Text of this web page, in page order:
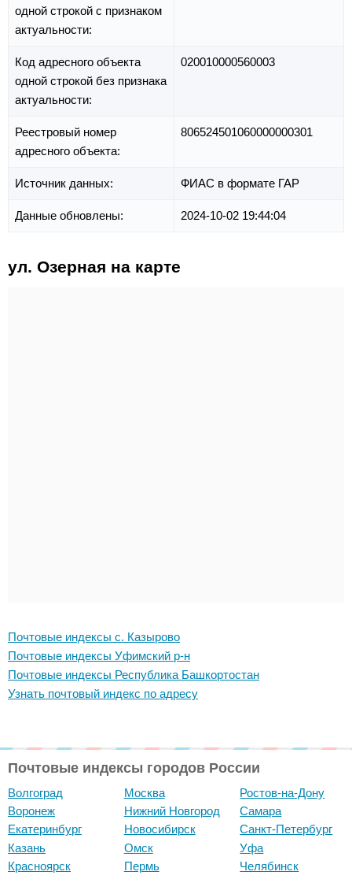
одной строкой с признаком
актуальности:
Код адресного объекта
одной строкой без признака
актуальности:
020010000560003
Реестровый номер
адресного объекта:
806524501060000000301
Источник данных: ФИАС в формате ГАР
Данные обновлены: 2024-10-02 19:44:04
ул. Озерная на карте
Почтовые индексы с. Казырово
Почтовые индексы Уфимский р-н
Почтовые индексы Республика Башкортостан
Узнать почтовый индекс по адресу
Почтовые индексы городов России
Волгоград
Воронеж
Екатеринбург
Казань
Красноярск
Москва
Нижний Новгород
Новосибирск
Омск
Пермь
Ростов-на-Дону
Самара
Санкт-Петербург
Уфа
Челябинск